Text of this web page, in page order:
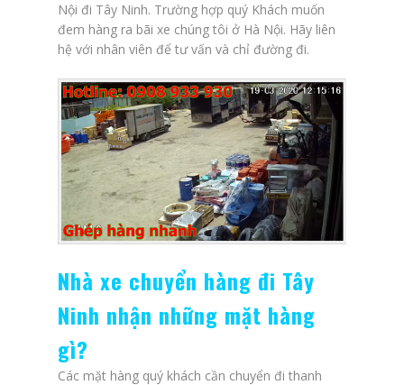
Nội đi Tây Ninh. Trường hợp quý Khách muốn
đem hàng ra bãi xe chúng tôi ở Hà Nội. Hãy liên
hệ với nhân viên để tư vấn và chỉ đường đi.
Nhà xe chuyển hàng đi Tây
Ninh nhận những mặt hàng
gì?
Các mặt hàng quý khách cần chuyển đi thanh